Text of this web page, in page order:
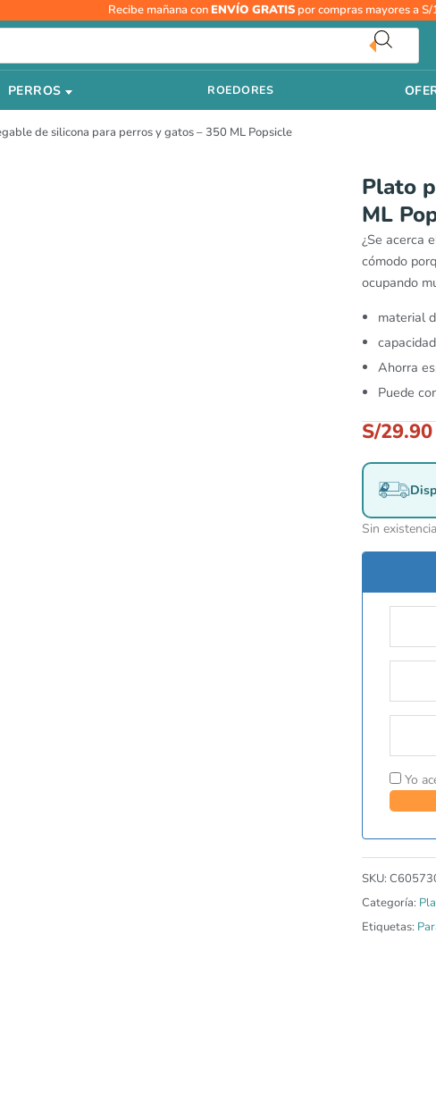
Recibe mañana conENVÍO GRATIS por compras mayores a
PERROS ROEDORES
de silicona para perros y gatos – 350 ML Popsicle
Plato
ML
¿Se acerca
cómodo
ocupando
material
capacidad
Ahorra
Puede
S/29.90
Sin
Yo
SKU:
Categoría:
Etiquetas: